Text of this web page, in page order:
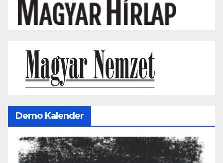
Demo Kalender